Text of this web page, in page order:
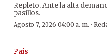
Repleto. Ante la alta
pasillos.
Agosto 7, 2026 04:00 a. m. ·
País